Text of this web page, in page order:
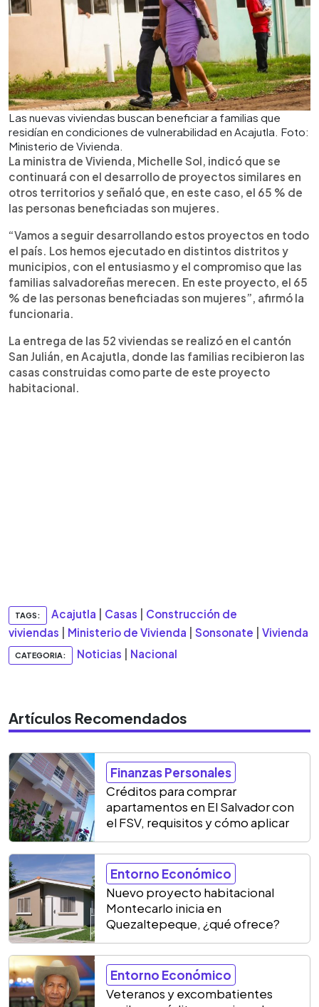
Las nuevas viviendas buscan beneficiar a familias que
residían en condiciones de vulnerabilidad en Acajutla. Foto:
Ministerio de Vivienda.
La ministra de Vivienda, Michelle Sol, indicó que se
continuará con el desarrollo de proyectos similares en
otros territorios y señaló que, en este caso, el 65 % de
las personas beneficiadas son mujeres.
“Vamos a seguir desarrollando estos proyectos en todo
el país. Los hemos ejecutado en distintos distritos y
municipios, con el entusiasmo y el compromiso que las
familias salvadoreñas merecen. En este proyecto, el 65
% de las personas beneficiadas son mujeres”, afirmó la
funcionaria.
La entrega de las 52 viviendas se realizó en el cantón
San Julián, en Acajutla, donde las familias recibieron las
casas construidas como parte de este proyecto
habitacional.
TAGS: Acajutla Casas
Construcción de
viviendas
Ministerio de Vivienda Sonsonate Vivienda
CATEGORIA: Noticias Nacional
Artículos Recomendados
Finanzas Personales
Créditos para comprar
apartamentos en El Salvador con
el FSV, requisitos y cómo aplicar
Entorno Económico
Nuevo proyecto habitacional
Montecarlo inicia en
Quezaltepeque, ¿qué ofrece?
Entorno Económico
Veteranos y excombatientes